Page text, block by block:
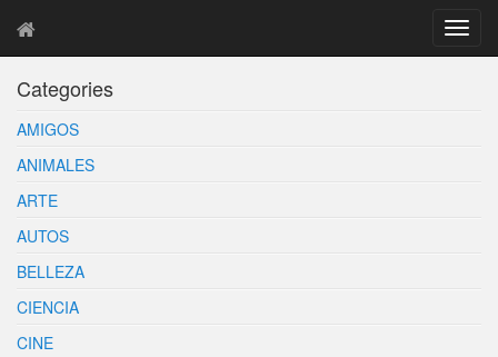
T
o
Categories
AMIGOS
ANIMALES
ARTE
AUTOS
BELLEZA
CIENCIA
CINE